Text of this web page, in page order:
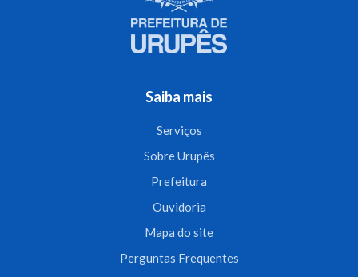
Saiba mais
Serviços
Sobre Urupês
Prefeitura
Ouvidoria
Mapa do site
Perguntas Frequentes